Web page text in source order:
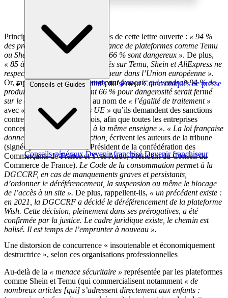
Brèves et actus Actualités du secteur Communiqués de presse
Conseils et Guides
Conseils généraux Devenir franchisé Devenir franchiseur
Principal argument des signataires de cette lettre ouverte : « 94 %
des produits contrôlés en provenance de plateformes comme Temu
ou Shein sont non conformes, et 66 % sont dangereux ». De plus,
« 85 à 95 % des produits proposés sur Temu, Shein et AliExpress ne
respectent pas les normes en vigueur dans l’Union européenne ».
Or, rappellent-ils,« uncommerçantfrançais qui vendrait 94 % de
produits non-conformes dont 66 % pour dangerosité serait fermé
sur le champ »
. C’est donc au nom de « l’égalité de traitement »
avec « les plateformes hors UE » qu’ils demandent des sanctions
contre certains acteurs chinois, afin que toutes les entreprises
concernées soient traitées
« à la même enseigne ». « La loi française
donne déjà les moyens d’action, écrivent les auteurs de la tribune
(signée par Pierre Bosche, Président de la confédération des
Commerçants de France et Yves Audo, Président du Conseil du
Commerce de France). Le Code de la consommation permet à la
DGCCRF, en cas de manquements graves et persistants,
d’ordonner le déréférencement, la suspension ou même le blocage
de l’accès à un site ». De plus, rappellent-ils, « un précédent existe :
en 2021, la DGCCRF a décidé le déréférencement de la plateforme
Wish. Cette décision, pleinement dans ses prérogatives, a été
confirmée par la justice. Le cadre juridique existe, le chemin est
balisé. Il est temps de l’emprunter à nouveau ».
Une distorsion de concurrence « insoutenable et économiquement
destructrice », selon ces organisations professionnelles
Au-delà de la « menace sécuritaire » représentée par les plateformes
comme Shein et Temu (qui commercialisent notamment « de
nombreux articles [qui] s’adressent directement aux enfants :